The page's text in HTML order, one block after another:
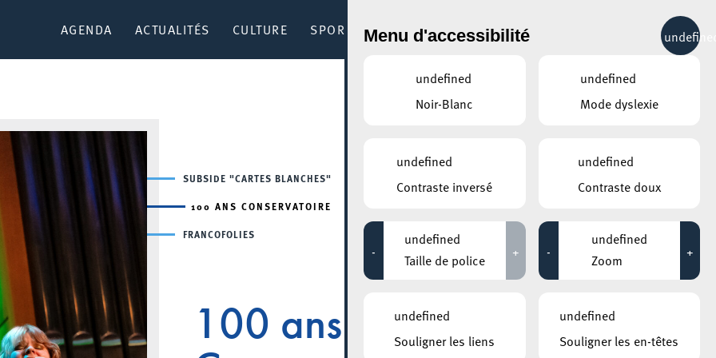
AGENDA ACTUALITÉS CULTURE SPORT & RÉCRÉATION MOBILITÉ
100 ans
SUBSIDE "CARTES BLANCHES"
100 ANS CONSERVATOIRE
FRANCOFOLIES
16°C
Menu d'accessibilité
undefined
Noir-Blanc
undefined
Mode dyslexie
undefined
Contraste inversé
undefined
Contraste doux
-
undefined
Taille de police
+ -
undefined
Zoom
+
undefined
Souligner les liens
undefined
Souligner les en-têtes